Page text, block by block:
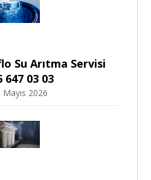
Su Arıtma Servisi
647 03 03
Mayıs 2026